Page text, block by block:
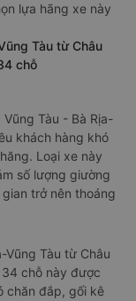
lựa hãng xe này
Tàu từ Châu
chỗ
Tàu - Bà Rịa-
khách hàng khó
Loại xe này
số lượng giường
trở nên thoáng
Vũng Tàu từ Châu
34 chỗ này được
chăn đắp, gối kê